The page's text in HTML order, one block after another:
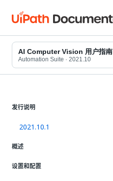
AI Computer Vision 用户指南
Automation Suite · 2021.10
发行说明
2021.10.1
概述
设置和配置